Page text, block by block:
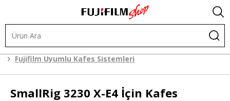
Fujifilm Uyumlu Kafes Sistemleri
SmallRig 3230 X-E4 İçin Kafes